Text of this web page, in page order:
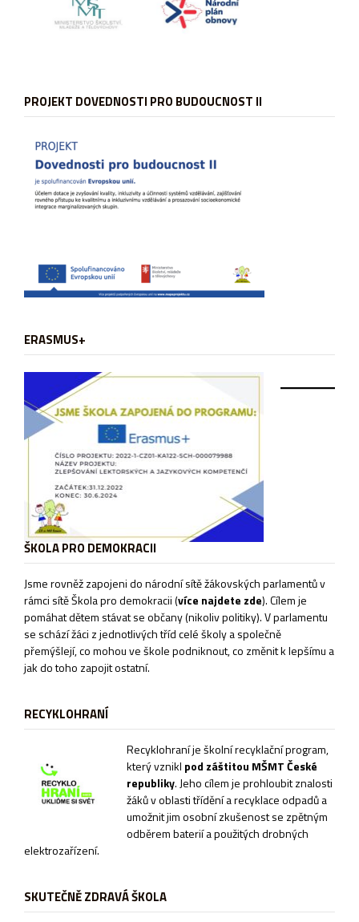
PROJEKT DOVEDNOSTI PRO BUDOUCNOST II
ERASMUS+
ŠKOLA PRO DEMOKRACII
Jsme rovněž zapojeni do národní sítě žákovských parlamentů v
rámci sítěŠkola pro demokracii(více najdete zde). Cílem je
pomáhat dětem stávat se občany (nikoliv politiky). V parlamentu
se schází žáci z jednotlivých tříd celé školy a společně
přemýšlejí, co mohou ve škole podniknout, co změnit k lepšímu a
jak do toho zapojit ostatní.
RECYKLOHRANÍ
Recyklohraní je školní recyklační program,
který vznikl pod záštitou MŠMT České
republiky. Jeho cílem je prohloubit znalosti
žáků v oblasti třídění a recyklace odpadů a
umožnit jim osobní zkušenost se zpětným
odběrem baterií a použitých drobných
elektrozařízení.
SKUTEČNĚ ZDRAVÁ ŠKOLA